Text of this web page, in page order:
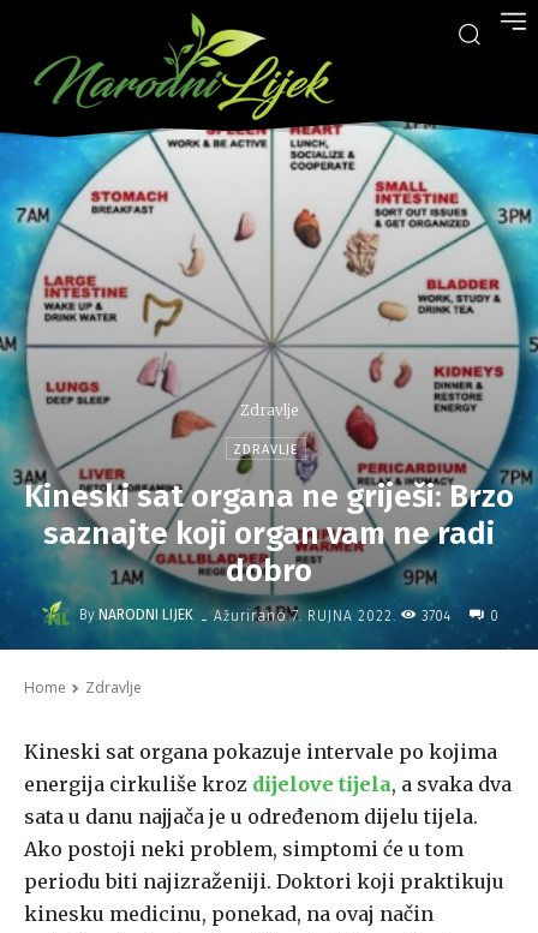
Zdravlje
ZDRAVLJE
Kineski sat organa ne griješi: Brzo
saznajte koji organ vam ne radi
dobro
By NARODNI LIJEK - Ažurirano 7. RUJNA 2022. 3704 0
Home Zdravlje
Kineski sat organa pokazuje intervale po kojima
energija cirkuliše kroz dijelove tijela, a svaka dva
sata u danu najjača je u određenom dijelu tijela.
Ako postoji neki problem, simptomi će u tom
periodu biti najizraženiji. Doktori koji praktikuju
kinesku medicinu, ponekad, na ovaj način